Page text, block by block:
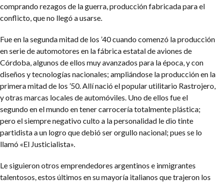
comprando rezagos de la guerra, producción fabricada para el
conflicto, que no llegó a usarse.
Fue en la segunda mitad de los ’40 cuando comenzó la producción
en serie de automotores en la fábrica estatal de aviones de
Córdoba, algunos de ellos muy avanzados para la época, y con
diseños y tecnologías nacionales; ampliándose la producción en la
primera mitad de los ’50. Allí nació el popular utilitario Rastrojero,
y otras marcas locales de automóviles. Uno de ellos fue el
segundo en el mundo en tener carrocería totalmente plástica;
pero el siempre negativo culto a la personalidad le dio tinte
partidista a un logro que debió ser orgullo nacional; pues se lo
llamó «El Justicialista».
Le siguieron otros emprendedores argentinos e inmigrantes
talentosos, estos últimos en su mayoría italianos que trajeron los